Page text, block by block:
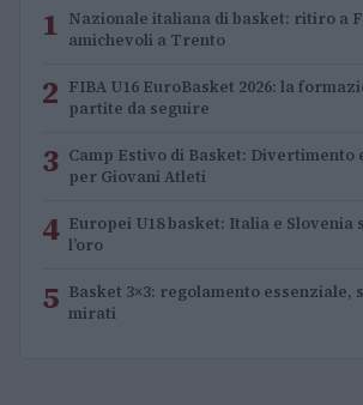
1 Nazionale italiana di basket: ritiro a
amichevoli a Trento
2 FIBA U16 EuroBasket 2026: la
partite da seguire
3 Camp Estivo di Basket: Divertimento
per Giovani Atleti
4 Europei U18 basket: Italia e Slovenia
l’oro
5 Basket 3×3: regolamento
mirati